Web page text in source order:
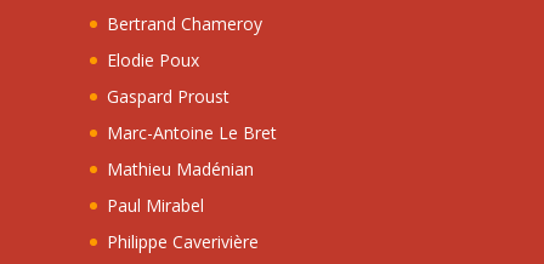
Bertrand Chameroy
Elodie Poux
Gaspard Proust
Marc-Antoine Le Bret
Mathieu Madénian
Paul Mirabel
Philippe Caverivière